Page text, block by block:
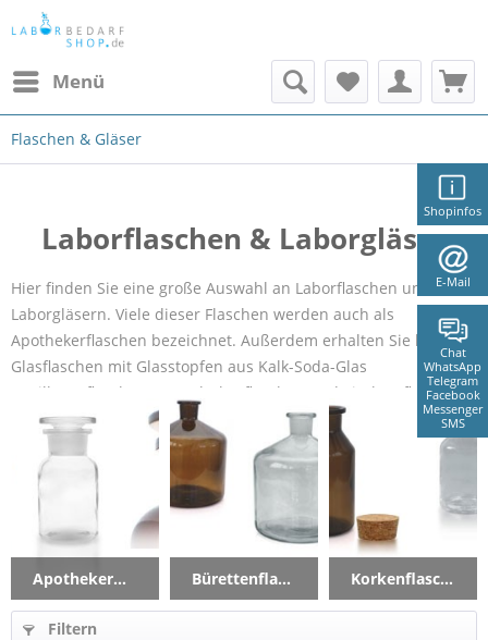
Shopinfos
E-Mail
Chat
WhatsApp
Telegram
Facebook
Messenger
SMS
Menü
Flaschen & Gläser
Laborflaschen & Laborgläser
Hier finden Sie eine große Auswahl an Laborflaschen und
Laborgläsern. Viele dieser Flaschen werden auch als
Apothekerflaschen bezeichnet. Außerdem erhalten Sie bie uns
Glasflaschen mit Glasstopfen aus Kalk-Soda-Glas
(Steilbrustflaschen, Runschulterflaschen und Vierkantflaschen),
Laborflaschen und Gewindeflaschen aus Borosilikatglas inkl.
Schraubverschluss sowie Bürettenflaschen und
Weithalsflaschen.
Apothekerflaschen Bürettenflaschen Korkenflaschen
Filtern